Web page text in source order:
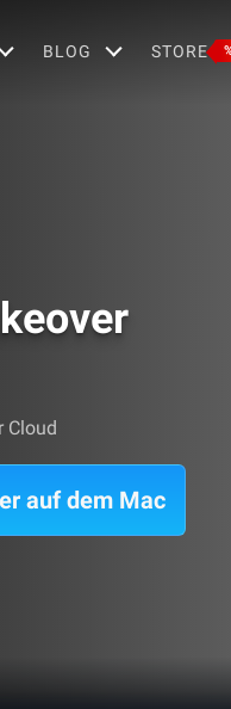
BLOG STORE
Cloud
auf dem Mac